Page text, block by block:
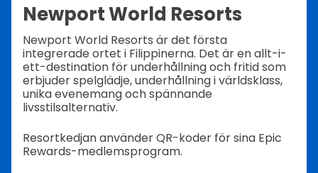
Newport World Resorts
Newport World Resorts är det första
integrerade ortet i Filippinerna. Det är en allt-i-
ett-destination för underhållning och fritid som
erbjuder spelglädje, underhållning i världsklass,
unika evenemang och spännande
livsstilsalternativ.
Resortkedjan använder QR-koder för sina Epic
Rewards-medlemsprogram.